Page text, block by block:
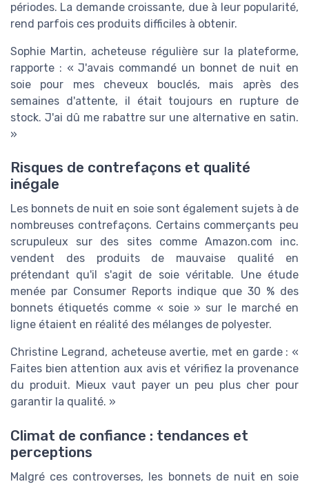
périodes. La demande croissante, due à leur popularité,
rend parfois ces produits difficiles à obtenir.
Sophie Martin, acheteuse régulière sur la plateforme,
rapporte : « J'avais commandé un bonnet de nuit en
soie pour mes cheveux bouclés, mais après des
semaines d'attente, il était toujours en rupture de
stock. J'ai dû me rabattre sur une alternative en satin.
»
Risques de contrefaçons et qualité
inégale
Les bonnets de nuit en soie sont également sujets à de
nombreuses contrefaçons. Certains commerçants peu
scrupuleux sur des sites comme Amazon.com inc.
vendent des produits de mauvaise qualité en
prétendant qu'il s'agit de soie véritable. Une étude
menée par Consumer Reports indique que 30 % des
bonnets étiquetés comme « soie » sur le marché en
ligne étaient en réalité des mélanges de polyester.
Christine Legrand, acheteuse avertie, met en garde : «
Faites bien attention aux avis et vérifiez la provenance
du produit. Mieux vaut payer un peu plus cher pour
garantir la qualité. »
Climat de confiance : tendances et
perceptions
Malgré ces controverses, les bonnets de nuit en soie